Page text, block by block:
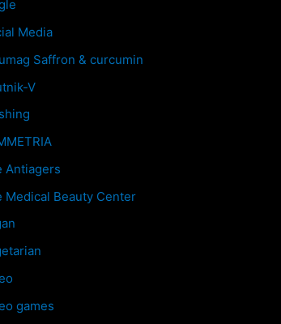
Media
Saffron & curcumin
V
Antiagers
Medical Beauty Center
games